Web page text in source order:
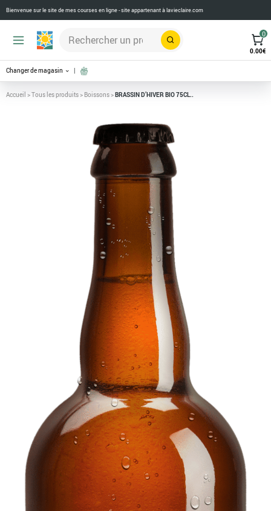
Bienvenue sur le site de mes courses en ligne - site appartenant àlavieclaire.com
Rechercher
0
0.00€
Changer de magasin
Accueil >Tous les produits> Boissons>BRASSIN D’HIVER BIO 75CL..